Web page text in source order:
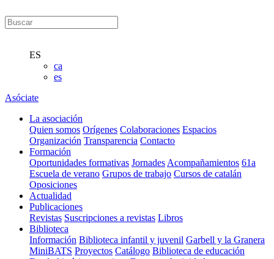
ES
ca
es
Asóciate
La asociación
Quien somos Orígenes Colaboraciones Espacios
Organización Transparencia Contacto
Formación
Oportunidades formativas Jornades Acompañamientos 61a
Escuela de verano Grupos de trabajo Cursos de catalán
Oposiciones
Actualidad
Publicaciones
Revistas Suscripciones a revistas Libros
Biblioteca
Información Biblioteca infantil y juvenil Garbell y la Granera
MiniBATS Proyectos Catálogo Biblioteca de educación